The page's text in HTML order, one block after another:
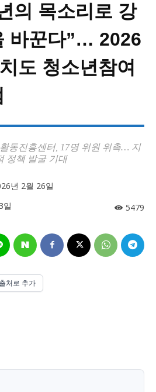
청소년· 청년
대전지역 지방정가
日文
청소년· 청년
대전지역 지방정가
日文
의 목소리로 강
바꾼다”… 2026
도 청소년참여
동진흥센터, 17명 위원 위촉… 지
정책 발굴 기대
년 2월 26일
5479
일
처로 추가